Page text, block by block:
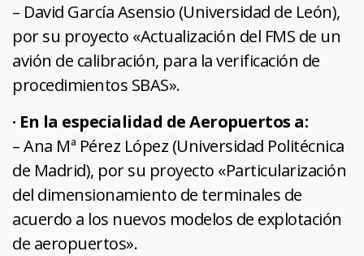
– David García Asensio (Universidad de León),
por su proyecto «Actualización del FMS de un
avión de calibración, para la verificación de
procedimientos SBAS».
· En la especialidad de Aeropuertos a:
– Ana Mª Pérez López (Universidad Politécnica
de Madrid), por su proyecto «Particularización
del dimensionamiento de terminales de
acuerdo a los nuevos modelos de explotación
de aeropuertos».